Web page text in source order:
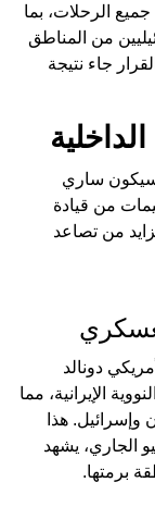
جميع الرحلات، بما
من المناطق
جاء نتيجة
سيكون ساري
من قيادة
من تصاعد
دونالد
الإيرانية، مما
وإسرائيل. هذا
بدأته إسرائيل ضد إيران في 13 يونيو الجاري، يشهد
برمتها.